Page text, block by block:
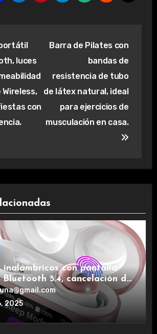
luces
Wireless,
con
Barra de Pilates con
bandas de
resistencia de tubo
de látex natural, ideal
para ejercicios de
musculación en casa.
inalámbricos con pantalla
5.4, cancelación de
y de larga duración.
2025